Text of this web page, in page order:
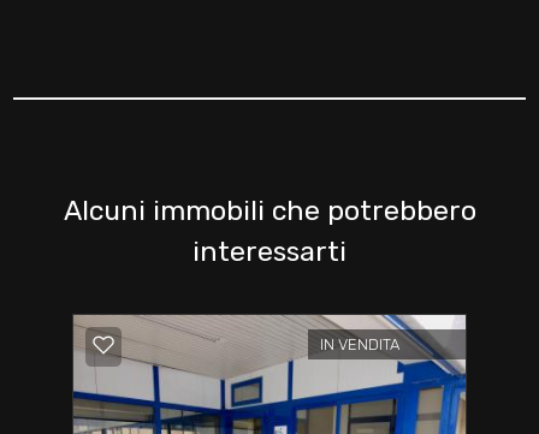
Alcuni immobili che potrebbero
interessarti
IN VENDITA